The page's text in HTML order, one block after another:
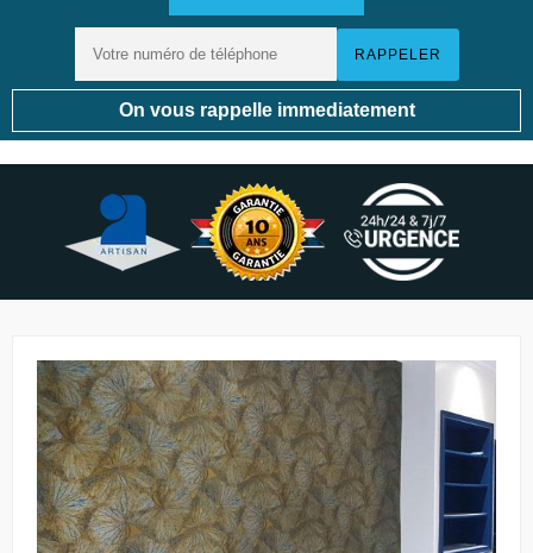
On vous rappelle immediatement